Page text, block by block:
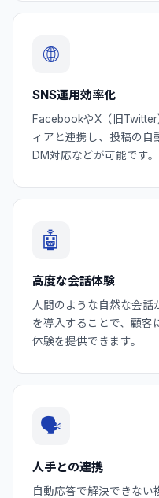
🌐
SNS運用効率化
FacebookやX（旧
ィアと連携し、投稿の自
DM対応などが可能です。
🤖
高度な会話体験
人間のような自然な会話
を導入することで、顧客
体験を提供できます。
🗣️
人手との連携
自動応答で解決できない